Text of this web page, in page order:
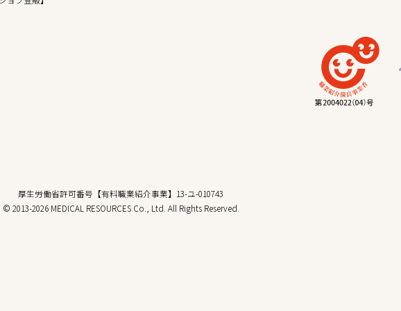
厚生労働省許可番号【有料職業紹介事業】13-ユ-010743
© 2013-2026 MEDICAL RESOURCES Co., Ltd. All Rights Reserved.